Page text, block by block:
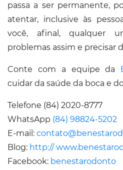
passa a ser permanente,
atentar, inclusive às
você, afinal, qualquer
problemas assim e precisar
Conte com a equipe da
cuidar da saúde da boca e
Telefone (84) 2020-8777
WhatsApp (84) 98824-5202
E-mail:
Blog: http://
Facebook: benestarodonto